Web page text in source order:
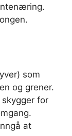
som
og grener.
for
at